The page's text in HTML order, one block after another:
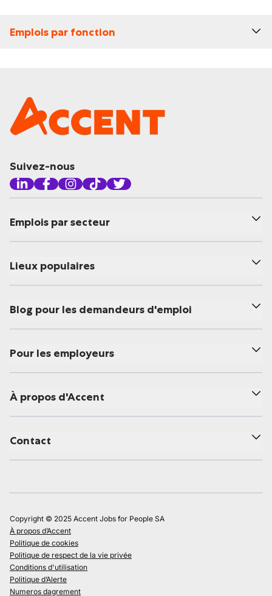
Emplois par fonction
Suivez-nous
Emplois par secteur
Lieux populaires
Blog pour les demandeurs d'emploi
Pour les employeurs
À propos d'Accent
Contact
Copyright © 2025 Accent Jobs for People SA
À propos d’Accent
Politique de cookies
Politique de respect de la vie privée
Conditions d'utilisation
Politique d’Alerte
Numeros dagrement